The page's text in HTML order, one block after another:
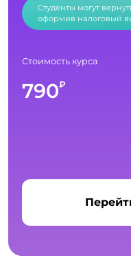
Студенты могут
оформив налоговый
Стоимость курса
790₽